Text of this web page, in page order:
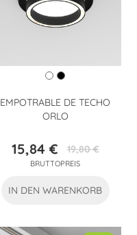
EMPOTRABLE DE TECHO
ORLO
Preis
15,84 €Verkaufspreis
19,80 €
BRUTTOPREIS
IN DEN WARENKORB